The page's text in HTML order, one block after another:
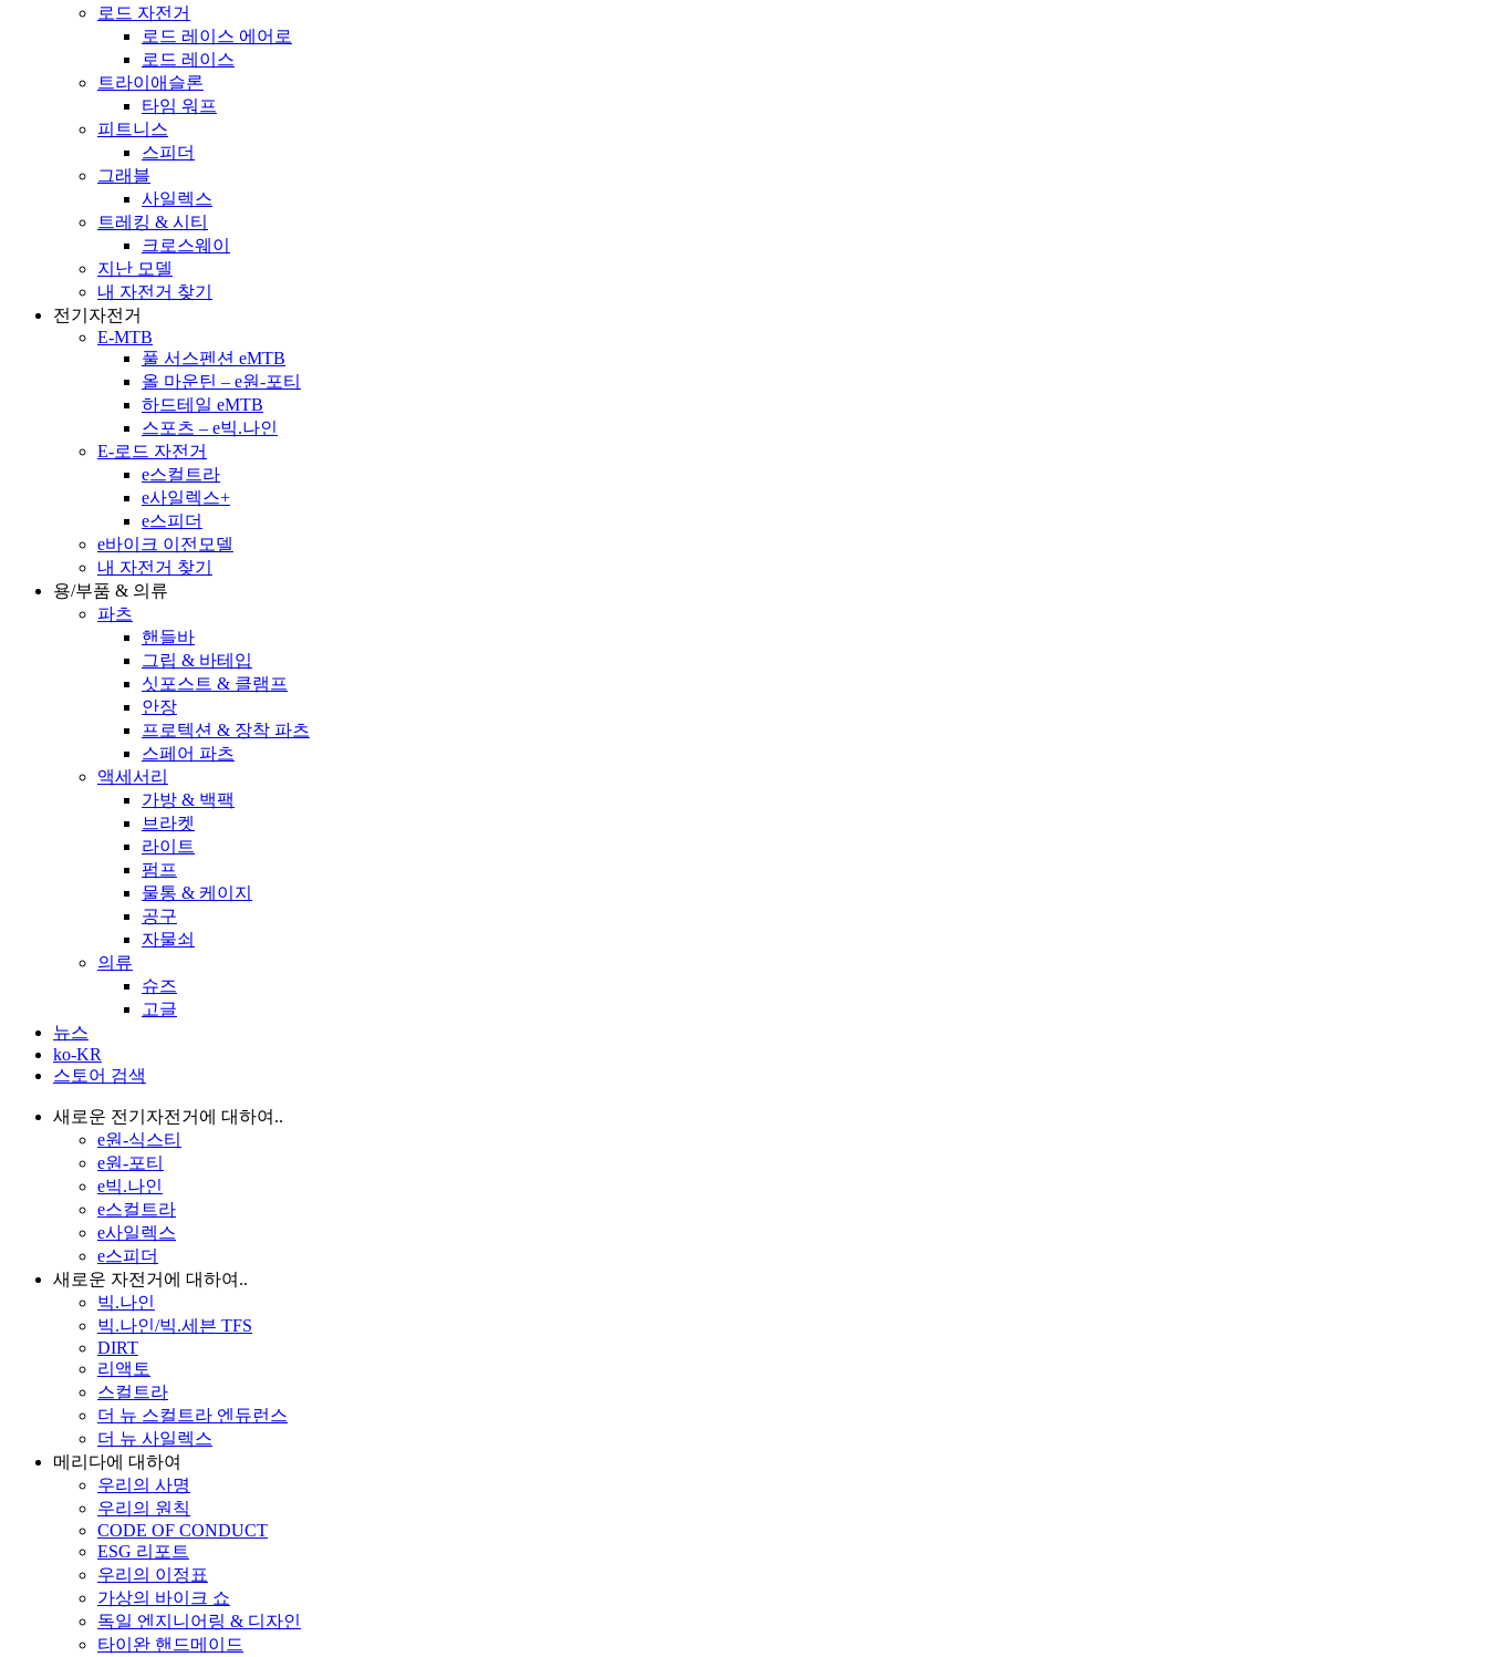
로드 자전거
로드 레이스 에어로
로드 레이스
트라이애슬론
타임 워프
피트니스
스피더
그래블
사일렉스
트레킹 & 시티
크로스웨이
지난 모델
내 자전거 찾기
전기자전거
E-MTB
풀 서스펜션 eMTB
올 마운틴 – e원-포티
하드테일 eMTB
스포츠 – e빅.나인
E-로드 자전거
e스컬트라
e사일렉스+
e스피더
e바이크 이전모델
내 자전거 찾기
용/부품 & 의류
파츠
핸들바
그립 & 바테입
싯포스트 & 클램프
안장
프로텍션 & 장착 파츠
스페어 파츠
액세서리
가방 & 백팩
브라켓
라이트
펌프
물통 & 케이지
공구
자물쇠
의류
슈즈
고글
뉴스
ko-KR
스토어 검색
새로운 전기자전거에 대하여..
e원-식스티
e원-포티
e빅.나인
e스컬트라
e사일렉스
e스피더
새로운 자전거에 대하여..
빅.나인
빅.나인/빅.세븐 TFS
DIRT
리액토
스컬트라
더 뉴 스컬트라 엔듀런스
더 뉴 사일렉스
메리다에 대하여
우리의 사명
우리의 원칙
CODE OF CONDUCT
ESG 리포트
우리의 이정표
가상의 바이크 쇼
독일 엔지니어링 & 디자인
타이완 핸드메이드